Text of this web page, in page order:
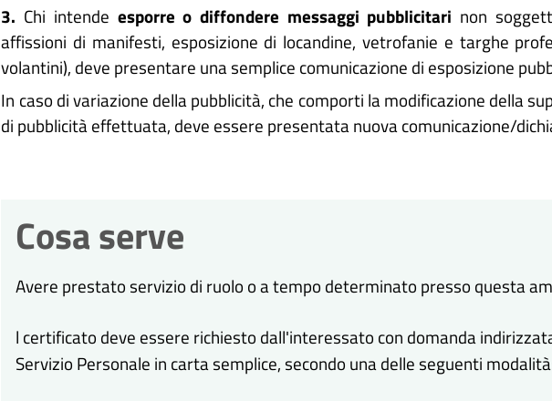
3. Chi intende esporre o diffondere messaggi pubblicitari non
affissioni di manifesti, esposizione di locandine, vetrofanie e targhe
volantini), deve presentare una semplice comunicazione di esposizione
In caso di variazione della pubblicità, che comporti la modificazione della
di pubblicità effettuata, deve essere presentata nuova comunicazione/
Cosa serve
Avere prestato servizio di ruolo o a tempo determinato presso questa
l certificato deve essere richiesto dall'interessato con domanda
Servizio Personale in carta semplice, secondo una delle seguenti